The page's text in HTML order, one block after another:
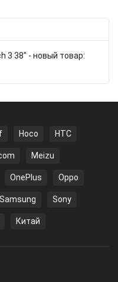
3 38" - новый товар:
Hoco HTC
Meizu
OnePlus Oppo
Samsung Sony
Китай